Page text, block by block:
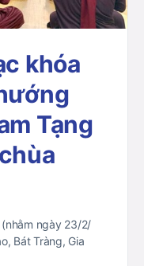
khóa
Tạng
ngày 23/2/
Bát Tràng, Gia